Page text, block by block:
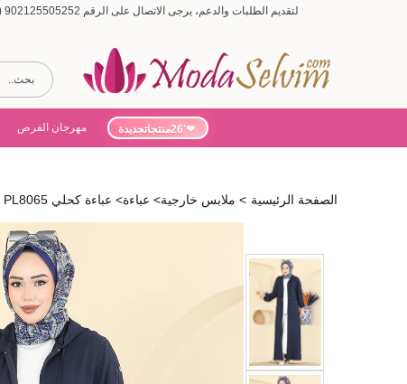
لتقديم الطلبات والدعم، يرجى الاتصال على الرقم 902125505252 (أيام الأسبوع من 9:00 إلى 19:00، أيام السبت من 9:00 إلى 15:00)
'26منتجاتجديدة مهرجان الفرص
الصفحة الرئيسية > ملابس خارجية> عباءة> عباءة كحلي PL8065